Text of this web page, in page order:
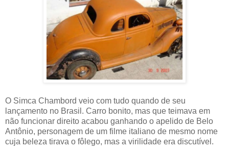
O Simca Chambord veio com tudo quando de seu
lançamento no Brasil. Carro bonito, mas que teimava em
não funcionar direito acabou ganhando o apelido de Belo
Antônio, personagem de um filme italiano de mesmo nome
cuja beleza tirava o fôlego, mas a virilidade era discutível.